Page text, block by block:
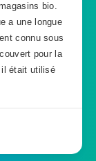
bio.
a une longue
connu sous
pour la
il était utilisé